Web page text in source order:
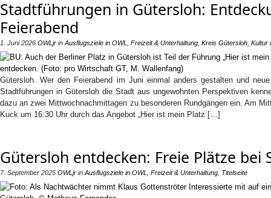
Stadtführungen in Gütersloh:
Feierabend
1. Juni 2026 OWLjr in Ausflugsziele in OWL Freizeit & Unterhaltung Kreis Gütersloh Kultur
Gütersloh. Wer den Feierabend im Juni einmal anders gestalten und
Stadtführungen in Gütersloh die Stadt aus ungewohnten Perspektiven
dazu an zwei Mittwochnachmittagen zu besonderen Rundgängen ein. Am
Kuck um 16:30 Uhr durch das Angebot „Hier ist mein Platz […]
Gütersloh entdecken: Freie Plätze bei
7. September 2025 OWLjr in Ausflugsziele in OWL Freizeit & Unterhaltung Titelseite